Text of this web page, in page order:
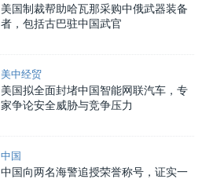
美国制裁帮助哈瓦那采购中俄武器装备
者，包括古巴驻中国武官
美中经贸
美国拟全面封堵中国智能网联汽车，专
家争论安全威胁与竞争压力
中国
中国向两名海警追授荣誉称号，证实一